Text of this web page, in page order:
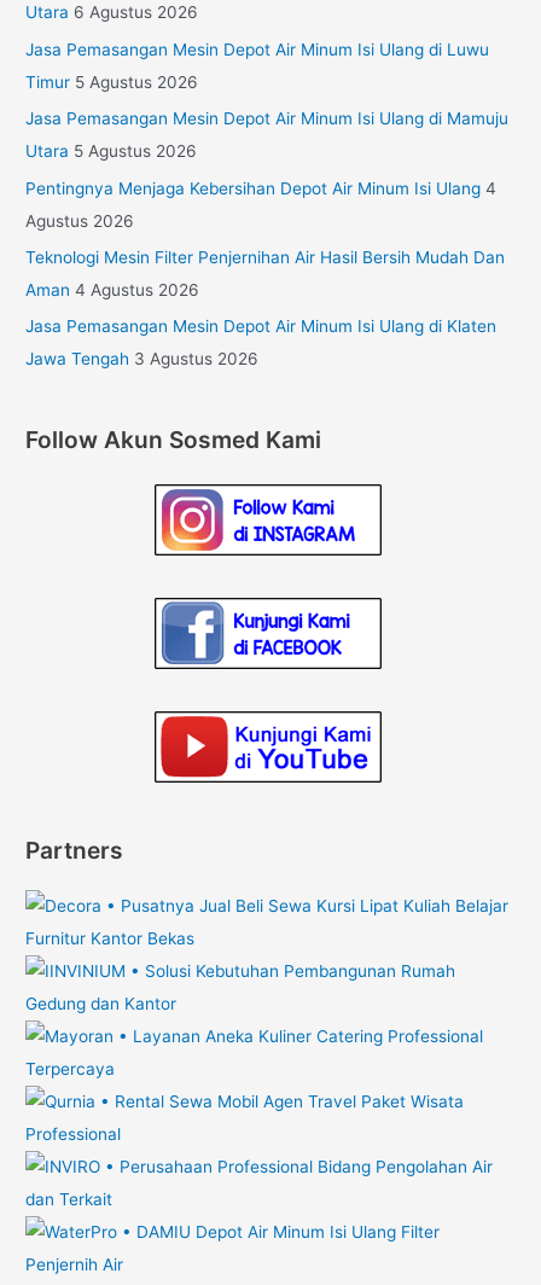
Utara 6 Agustus 2026
Jasa Pemasangan Mesin Depot Air Minum Isi Ulang di Luwu
Timur 5 Agustus 2026
Jasa Pemasangan Mesin Depot Air Minum Isi Ulang di Mamuju
Utara 5 Agustus 2026
Pentingnya Menjaga Kebersihan Depot Air Minum Isi Ulang 4
Agustus 2026
Teknologi Mesin Filter Penjernihan Air Hasil Bersih Mudah Dan
Aman 4 Agustus 2026
Jasa Pemasangan Mesin Depot Air Minum Isi Ulang di Klaten
Jawa Tengah 3 Agustus 2026
Follow Akun Sosmed Kami
Partners